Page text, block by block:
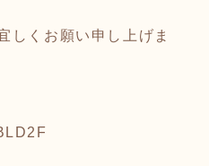
しくお願い申し上げま